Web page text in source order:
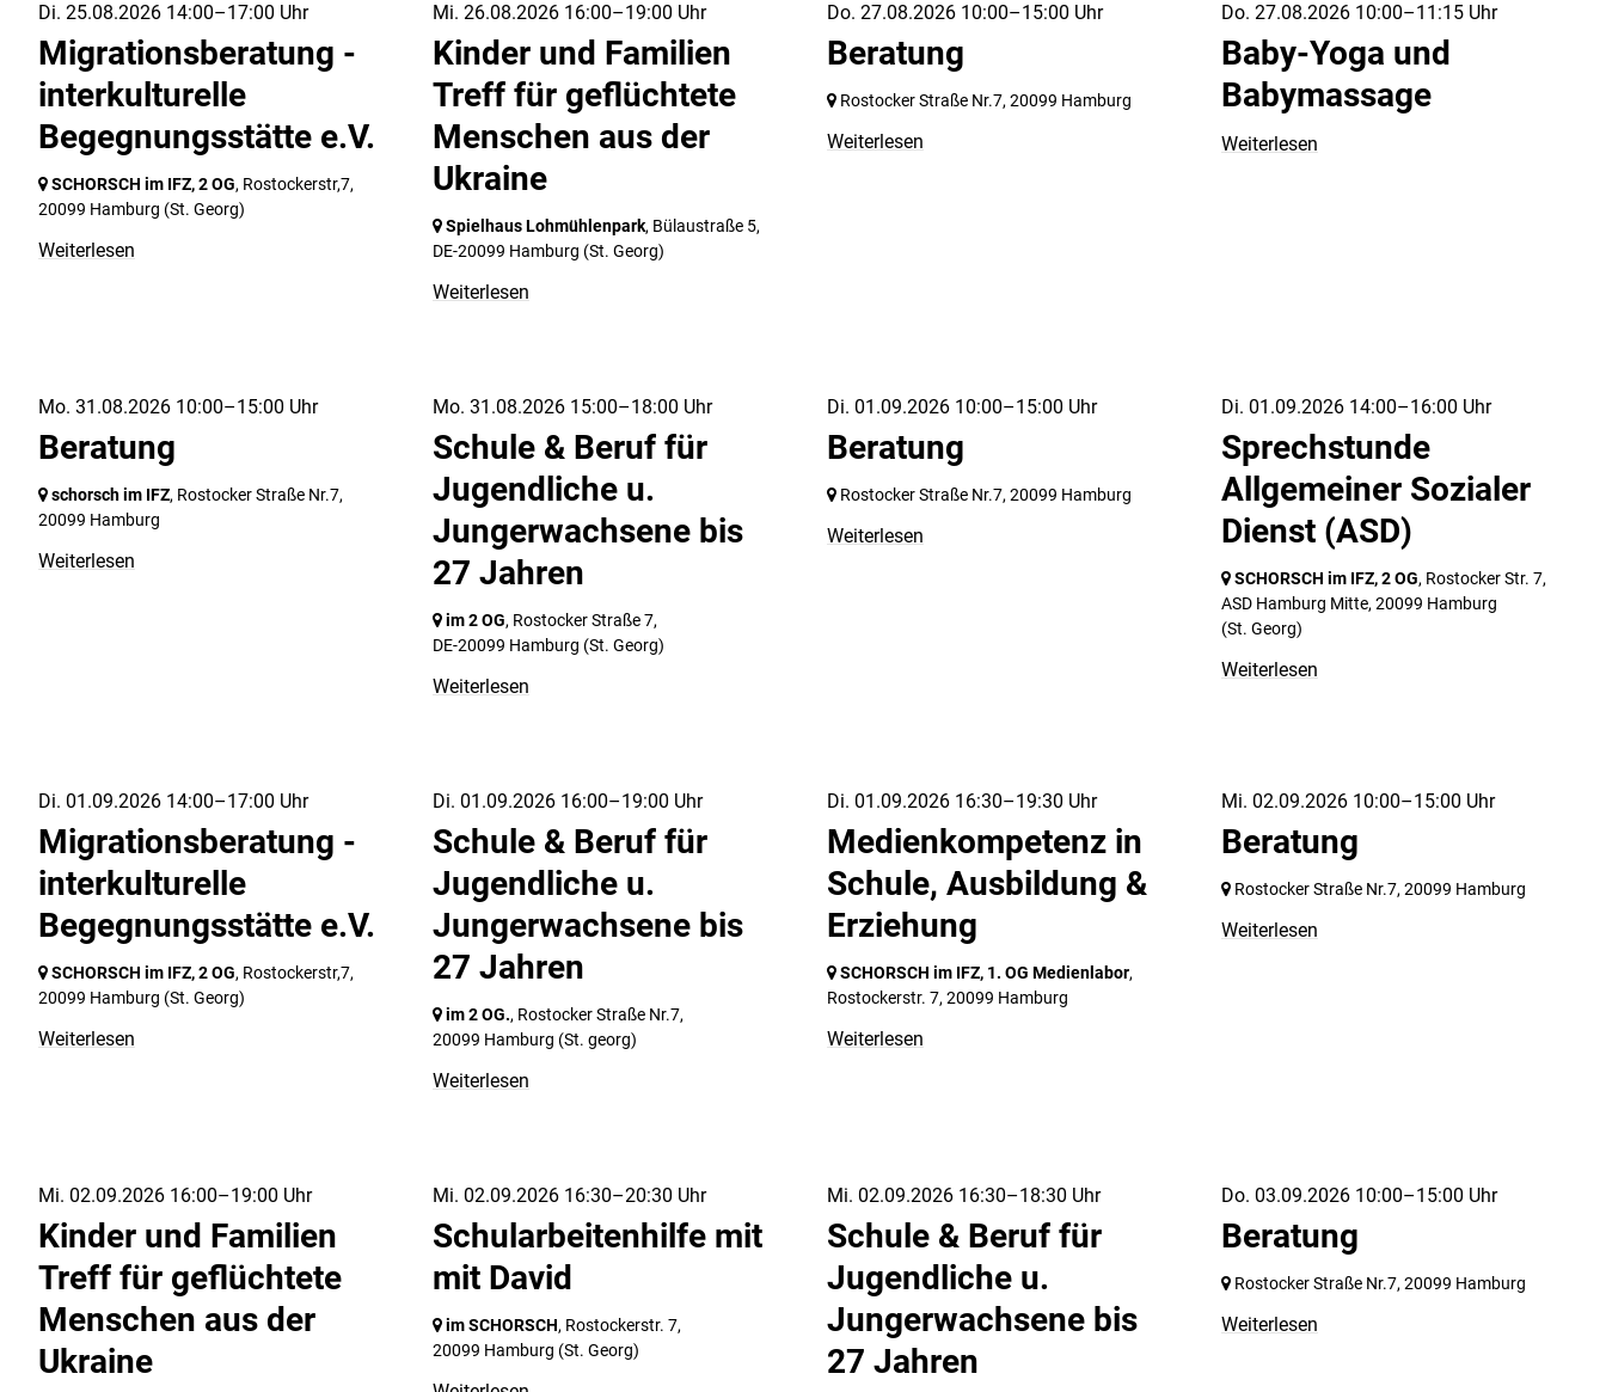
Di. 25.08.2026 14:00–17:00 Uhr
Migrationsberatung -
interkulturelle
Begegnungsstätte e.V.
SCHORSCH im IFZ, 2 OG, Rostockerstr,7,
20099 Hamburg (St. Georg)
Weiterlesen
Mi. 26.08.2026 16:00–19:00 Uhr
Kinder und Familien
Treff für geflüchtete
Menschen aus der
Ukraine
Spielhaus Lohmühlenpark, Bülaustraße 5,
DE-20099 Hamburg (St. Georg)
Weiterlesen
Do. 27.08.2026 10:00–15:00 Uhr
Beratung
Rostocker Straße Nr.7, 20099 Hamburg
Weiterlesen
Do. 27.08.2026 10:00–11:15 Uhr
Baby-Yoga und
Babymassage
Weiterlesen
Mo. 31.08.2026 10:00–15:00 Uhr
Beratung
schorsch im IFZ, Rostocker Straße Nr.7,
20099 Hamburg
Weiterlesen
Mo. 31.08.2026 15:00–18:00 Uhr
Schule & Beruf für
Jugendliche u.
Jungerwachsene bis
27 Jahren
im 2 OG, Rostocker Straße 7,
DE-20099 Hamburg (St. Georg)
Weiterlesen
Di. 01.09.2026 10:00–15:00 Uhr
Beratung
Rostocker Straße Nr.7, 20099 Hamburg
Weiterlesen
Di. 01.09.2026 14:00–16:00 Uhr
Sprechstunde
Allgemeiner Sozialer
Dienst (ASD)
SCHORSCH im IFZ, 2 OG, Rostocker Str. 7,
ASD Hamburg Mitte, 20099 Hamburg
(St. Georg)
Weiterlesen
Di. 01.09.2026 14:00–17:00 Uhr
Migrationsberatung -
interkulturelle
Begegnungsstätte e.V.
SCHORSCH im IFZ, 2 OG, Rostockerstr,7,
20099 Hamburg (St. Georg)
Weiterlesen
Di. 01.09.2026 16:00–19:00 Uhr
Schule & Beruf für
Jugendliche u.
Jungerwachsene bis
27 Jahren
im 2 OG., Rostocker Straße Nr.7,
20099 Hamburg (St. georg)
Weiterlesen
Di. 01.09.2026 16:30–19:30 Uhr
Medienkompetenz in
Schule, Ausbildung &
Erziehung
SCHORSCH im IFZ, 1. OG Medienlabor,
Rostockerstr. 7, 20099 Hamburg
Weiterlesen
Mi. 02.09.2026 10:00–15:00 Uhr
Beratung
Rostocker Straße Nr.7, 20099 Hamburg
Weiterlesen
Mi. 02.09.2026 16:00–19:00 Uhr
Kinder und Familien
Treff für geflüchtete
Menschen aus der
Ukraine
Mi. 02.09.2026 16:30–20:30 Uhr
Schularbeitenhilfe mit
mit David
im SCHORSCH, Rostockerstr. 7,
20099 Hamburg (St. Georg)
Mi. 02.09.2026 16:30–18:30 Uhr
Schule & Beruf für
Jugendliche u.
Jungerwachsene bis
27 Jahren
Do. 03.09.2026 10:00–15:00 Uhr
Beratung
Rostocker Straße Nr.7, 20099 Hamburg
Weiterlesen